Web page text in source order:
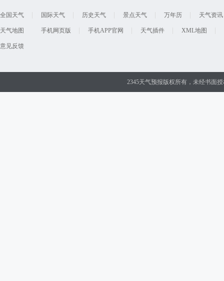
全国天气 国际天气 历史天气 景点天气 万年历 天气资讯
天气地图 手机网页版 手机APP官网 天气插件 XML地图
意见反馈
2345天气预报版权所有，未经书面